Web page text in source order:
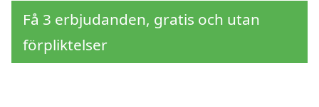
Få 3 erbjudanden, gratis och utan
förpliktelser